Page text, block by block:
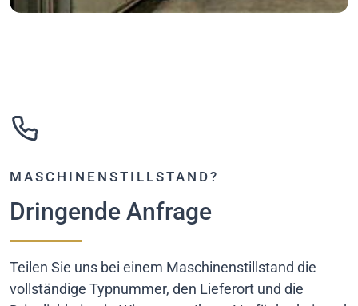
MASCHINENSTILLSTAND?
Dringende Anfrage
Teilen Sie uns bei einem Maschinenstillstand die
vollständige Typnummer, den Lieferort und die